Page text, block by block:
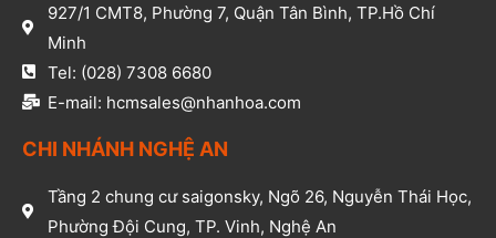
927/1 CMT8, Phường 7, Quận Tân Bình, TP.Hồ Chí
Minh​
Tel: (028) 7308 6680​
E-mail: hcmsales@nhanhoa.com​
CHI NHÁNH NGHỆ AN​
Tầng 2 chung cư saigonsky, Ngõ 26, Nguyễn Thái Học,
Phường Đội Cung, TP. Vinh, Nghệ An​